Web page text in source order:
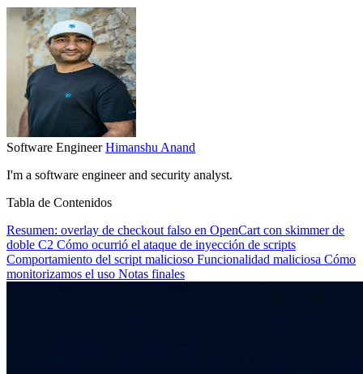
Software EngineerHimanshu Anand
I'm a software engineer and security analyst.
Tabla de Contenidos
Resumen: overlay de checkout falso en OpenCart con skimmer de
doble C2 Cómo ocurrió el ataque de inyección de scripts
Comportamiento del script malicioso Funcionalidad maliciosa Cómo
monitorizamos el uso Notas finales